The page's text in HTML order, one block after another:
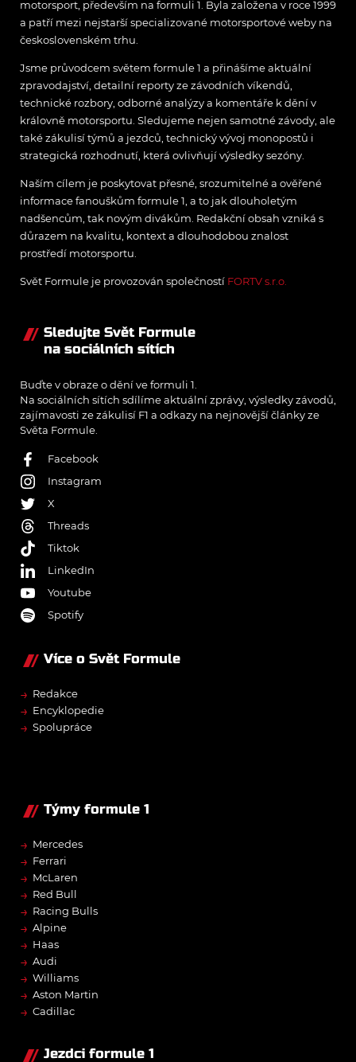
motorsport, především na formuli 1. Byla založena v roce 1999
a patří mezi nejstarší specializované motorsportové weby na
československém trhu.
Jsme průvodcem světem formule 1 a přinášíme aktuální
zpravodajství, detailní reporty ze závodních víkendů,
technické rozbory, odborné analýzy a komentáře k dění v
královně motorsportu. Sledujeme nejen samotné závody, ale
také zákulisí týmů a jezdců, technický vývoj monopostů i
strategická rozhodnutí, která ovlivňují výsledky sezóny.
Naším cílem je poskytovat přesné, srozumitelné a ověřené
informace fanouškům formule 1, a to jak dlouholetým
nadšencům, tak novým divákům. Redakční obsah vzniká s
důrazem na kvalitu, kontext a dlouhodobou znalost
prostředí motorsportu.
Svět Formule je provozován společností FORTV s.r.o.
Sledujte Svět Formule
na sociálních sítích
Buďte v obraze o dění ve formuli 1.
Na sociálních sítích sdílíme aktuální zprávy, výsledky závodů,
zajímavosti ze zákulisí F1 a odkazy na nejnovější články ze
Světa Formule.
Facebook
Instagram
X
Threads
Tiktok
LinkedIn
Youtube
Spotify
Více o Svět Formule
→ Redakce
→ Encyklopedie
→ Spolupráce
Týmy formule 1
→ Mercedes
→ Ferrari
→ McLaren
→ Red Bull
→ Racing Bulls
→ Alpine
→ Haas
→ Audi
→ Williams
→ Aston Martin
→ Cadillac
Jezdci formule 1